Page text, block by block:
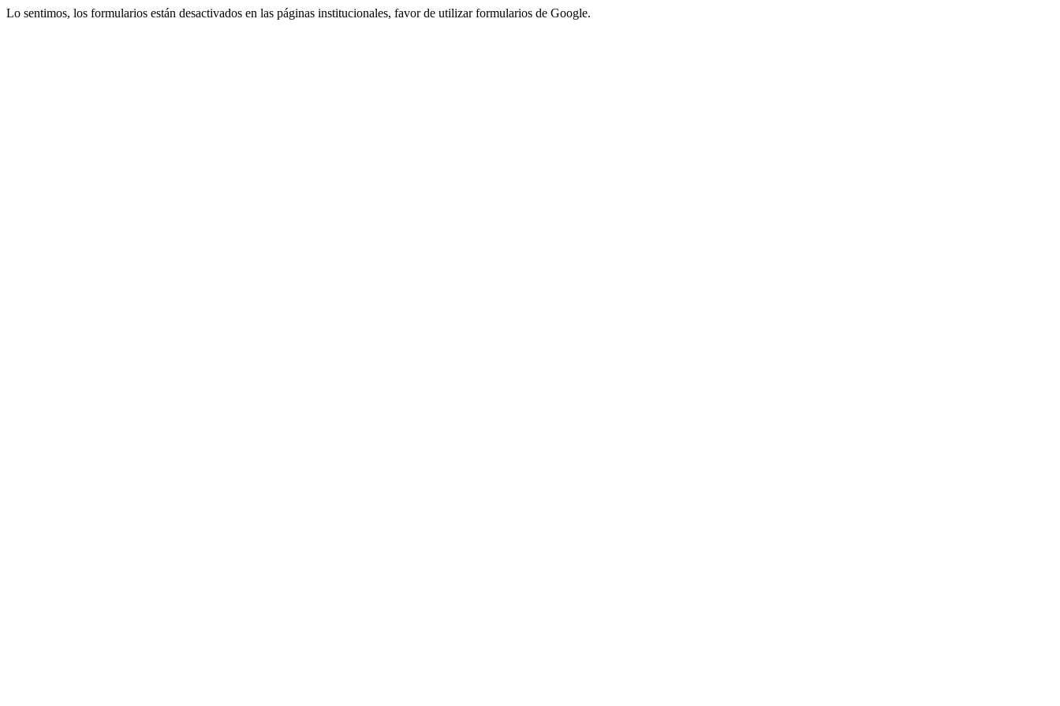
Lo sentimos, los formularios están desactivados en las páginas institucionales, favor de utilizar formularios de Google.